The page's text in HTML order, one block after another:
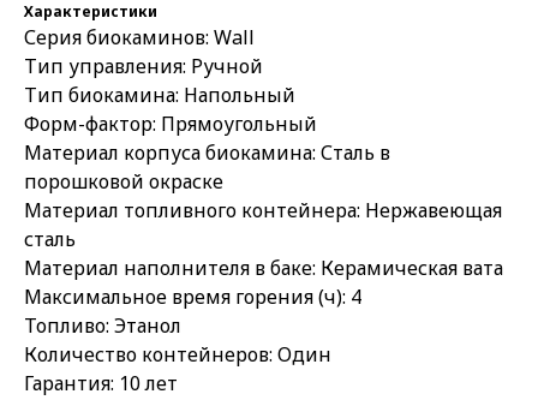
Характеристики
Серия биокаминов: Wall
Тип управления: Ручной
Тип биокамина: Напольный
Форм-фактор: Прямоугольный
Материал корпуса биокамина: Сталь в
порошковой окраске
Материал топливного контейнера: Нержавеющая
сталь
Материал наполнителя в баке: Керамическая вата
Максимальное время горения (ч): 4
Топливо: Этанол
Количество контейнеров: Один
Гарантия: 10 лет